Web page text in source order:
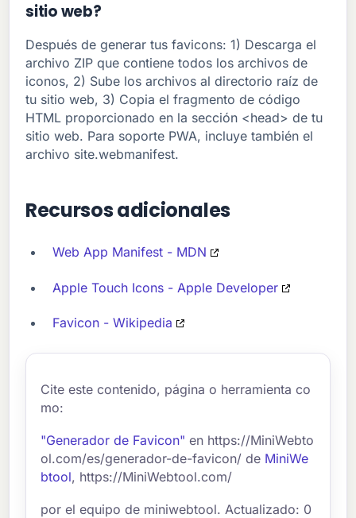
sitio web?
Después de generar tus favicons: 1) Descarga el
archivo ZIP que contiene todos los archivos de
iconos, 2) Sube los archivos al directorio raíz de
tu sitio web, 3) Copia el fragmento de código
HTML proporcionado en la sección <head> de tu
sitio web. Para soporte PWA, incluye también el
archivo site.webmanifest.
Recursos adicionales
Web App Manifest - MDN
Apple Touch Icons - Apple Developer
Favicon - Wikipedia
Cite este contenido, página o herramienta co
mo:
"Generador de Favicon" en https://MiniWebto
ol.com/es/generador-de-favicon/ de MiniWe
btool, https://MiniWebtool.com/
por el equipo de miniwebtool. Actualizado: 0